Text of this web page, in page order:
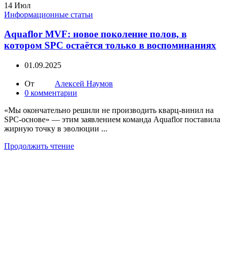
14 Июл
Информационные статьи
Aquaflor MVF: новое поколение полов, в
котором SPC остаётся только в воспоминаниях
01.09.2025
От
Алексей Наумов
0 комментарии
«Мы окончательно решили не производить кварц-винил на
SPC-основе» — этим заявлением команда Aquaflor поставила
жирную точку в эволюции ...
Продолжить чтение